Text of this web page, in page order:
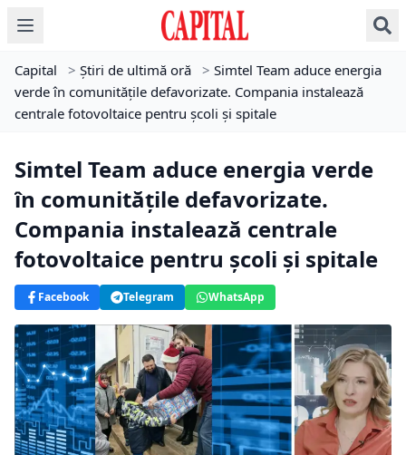
Capital > Știri de ultimă oră > Simtel Team aduce energia
verde în comunitățile defavorizate. Compania instalează
centrale fotovoltaice pentru școli și spitale
Simtel Team aduce energia verde
în comunitățile defavorizate.
Compania instalează centrale
fotovoltaice pentru școli și spitale
Facebook Telegram WhatsApp